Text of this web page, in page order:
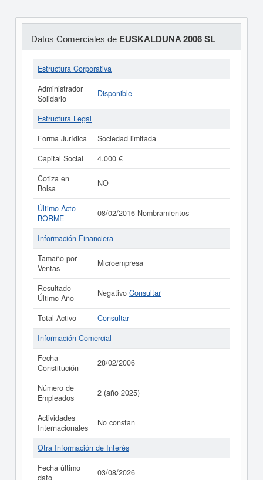
Datos Comerciales de EUSKALDUNA 2006 SL
Estructura Corporativa
Administrador
Solidario
Disponible
Estructura Legal
Forma Jurídica
Sociedad limitada
Capital Social
4.000 €
Cotiza en
Bolsa
NO
Último Acto
BORME
08/02/2016 Nombramientos
Información Financiera
Tamaño por
Ventas
Microempresa
Resultado
Último Año
Negativo Consultar
Total Activo
Consultar
Información Comercial
Fecha
Constitución
28/02/2006
Número de
Empleados
2 (año 2025)
Actividades
Internacionales
No constan
Otra Información de Interés
Fecha último
dato
03/08/2026